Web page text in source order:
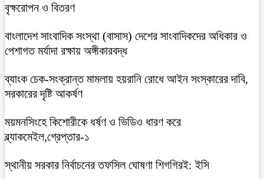
বৃক্ষরোপন ও বিতরণ
বাংলাদেশ সাংবাদিক সংস্থা (বাসাস) দেশের সাংবাদিকদের অধিকার ও
পেশাগত মর্যাদা রক্ষায় অঙ্গীকারবদ্ধ
ব্যাংক চেক-সংক্রান্ত মামলায় হয়রানি রোধে আইন সংস্কারের দাবি,
সরকারের দৃষ্টি আকর্ষণ
ময়মনসিংহে কিশোরীকে ধর্ষণ ও ভিডিও ধারণ করে
ব্ল্যাকমেইল,গ্রেপ্তার-১
স্থানীয় সরকার নির্বাচনের তফসিল ঘোষণা শিগগিরই: ইসি